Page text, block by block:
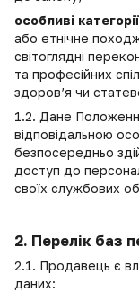
особливі
або етнічне
світоглядні
та професійних
здоров’я чи
1.2. Дане
відповідальною
безпосередньо
доступ до
своїх службових
2. Перелік баз
2.1. Продавець є
даних: